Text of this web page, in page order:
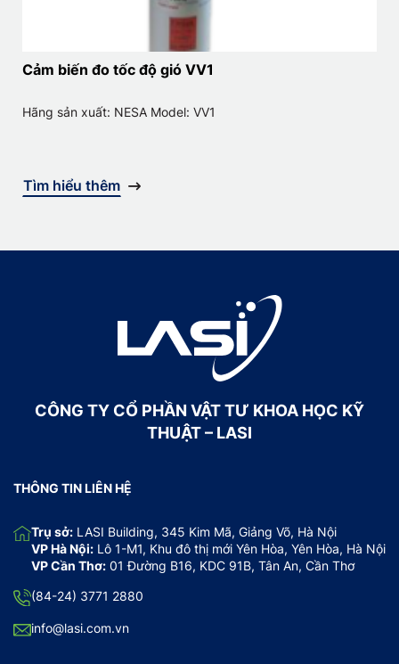
Cảm biến đo tốc độ gió VV1
Hãng sản xuất: NESA Model: VV1
Tìm hiểu thêm
CÔNG TY CỔ PHẦN VẬT TƯ KHOA HỌC KỸ
THUẬT – LASI
THÔNG TIN LIÊN HỆ
Trụ sở: LASI Building, 345 Kim Mã, Giảng Võ, Hà Nội
VP Hà Nội: Lô 1-M1, Khu đô thị mới Yên Hòa, Yên Hòa, Hà Nội
VP Cần Thơ: 01 Đường B16, KDC 91B, Tân An, Cần Thơ
(84-24) 3771 2880
info@lasi.com.vn